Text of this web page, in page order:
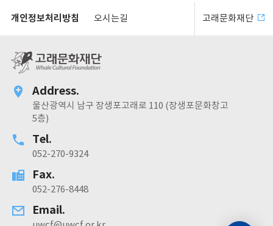
개인정보처리방침 오시는길 고래문화재단
Address.
울산광역시 남구 장생포고래로 110 (장생포문화창고
5층)
Tel.
052-270-9324
Fax.
052-276-8448
Email.